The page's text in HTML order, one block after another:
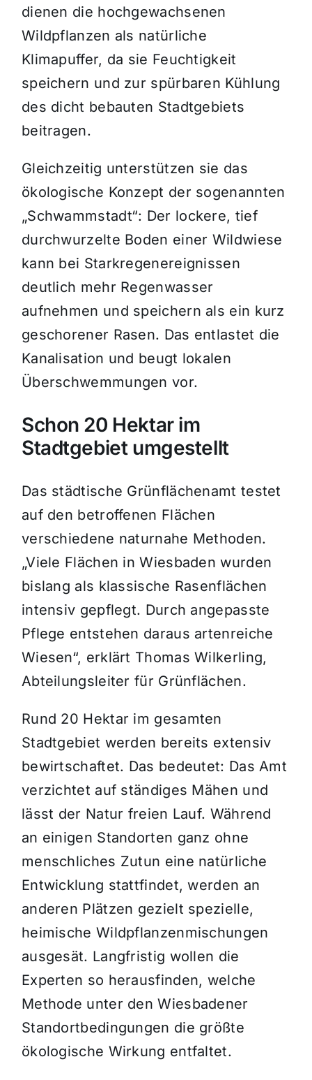
dienen die hochgewachsenen
Wildpflanzen als natürliche
Klimapuffer, da sie Feuchtigkeit
speichern und zur spürbaren Kühlung
des dicht bebauten Stadtgebiets
beitragen.
Gleichzeitig unterstützen sie das
ökologische Konzept der sogenannten
„Schwammstadt“: Der lockere, tief
durchwurzelte Boden einer Wildwiese
kann bei Starkregenereignissen
deutlich mehr Regenwasser
aufnehmen und speichern als ein kurz
geschorener Rasen. Das entlastet die
Kanalisation und beugt lokalen
Überschwemmungen vor.
Schon 20 Hektar im
Stadtgebiet umgestellt
Das städtische Grünflächenamt testet
auf den betroffenen Flächen
verschiedene naturnahe Methoden.
„Viele Flächen in Wiesbaden wurden
bislang als klassische Rasenflächen
intensiv gepflegt. Durch angepasste
Pflege entstehen daraus artenreiche
Wiesen“, erklärt Thomas Wilkerling,
Abteilungsleiter für Grünflächen.
Rund 20 Hektar im gesamten
Stadtgebiet werden bereits extensiv
bewirtschaftet. Das bedeutet: Das Amt
verzichtet auf ständiges Mähen und
lässt der Natur freien Lauf. Während
an einigen Standorten ganz ohne
menschliches Zutun eine natürliche
Entwicklung stattfindet, werden an
anderen Plätzen gezielt spezielle,
heimische Wildpflanzenmischungen
ausgesät. Langfristig wollen die
Experten so herausfinden, welche
Methode unter den Wiesbadener
Standortbedingungen die größte
ökologische Wirkung entfaltet.